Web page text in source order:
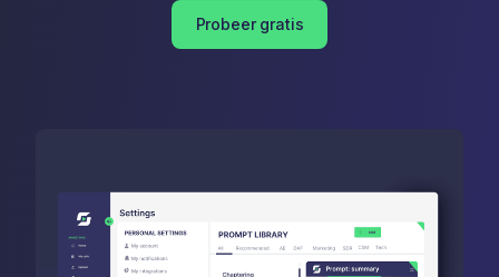
Probeer gratis